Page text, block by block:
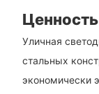
Уличная
стальных
экономически